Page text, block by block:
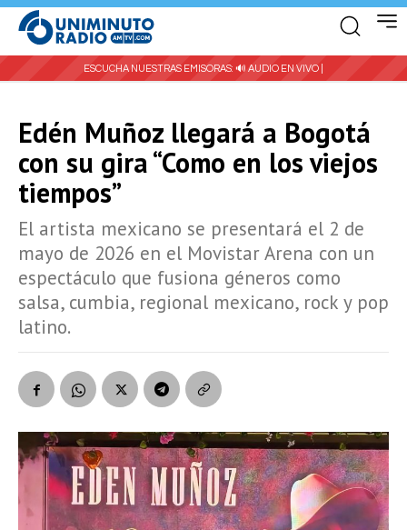
ESCUCHA NUESTRAS EMISORAS: 🔊 AUDIO EN VIVO |
Edén Muñoz llegará a Bogotá
con su gira “Como en los viejos
tiempos”
El artista mexicano se presentará el 2 de
mayo de 2026 en el Movistar Arena con un
espectáculo que fusiona géneros como
salsa, cumbia, regional mexicano, rock y pop
latino.